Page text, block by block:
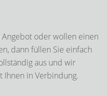
oder wollen einen
dann füllen Sie einfach
aus und wir
Ihnen in Verbindung.